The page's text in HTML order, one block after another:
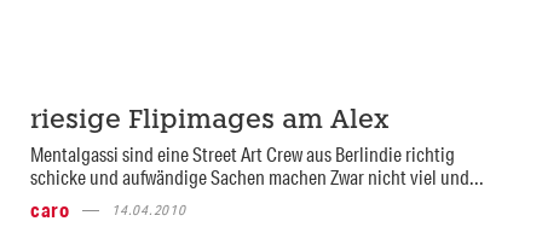
riesige Flipimages am Alex
Mentalgassi sind eine Street Art Crew aus Berlindie richtig
schicke und aufwändige Sachen machen Zwar nicht viel und...
caro
14.04.2010